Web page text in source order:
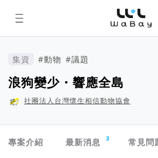
WaBay 挖
集資 / 群眾
集資 #動物 #議題
浪狗變少・響應全島
社團法人台灣懷生相信動物協會
專案介紹
最新消息 3 常見問